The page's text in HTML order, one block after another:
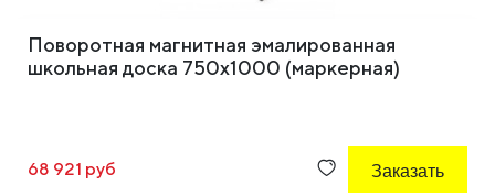
Поворотная магнитная эмалированная
школьная доска 750х1000 (маркерная)
68 921 руб Заказать